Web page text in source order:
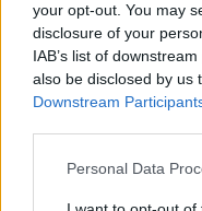
your opt-out. You may
disclosure of your
IAB’s list of
also be disclosed by us
Downstream
Personal Data